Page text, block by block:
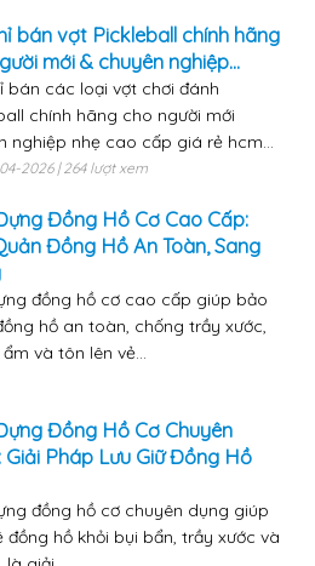
bán vợt Pickleball chính hãng
mới & chuyên nghiệp...
bán các loại vợt chơi đánh
chính hãng cho người mới
nghiệp nhẹ cao cấp giá rẻ hcm...
04-2026 | 264 lượt xem
Đồng Hồ Cơ Cao Cấp:
Đồng Hồ An Toàn, Sang
đồng hồ cơ cao cấp giúp bảo
hồ an toàn, chống trầy xước,
và tôn lên vẻ...
Đồng Hồ Cơ Chuyên
Giải Pháp Lưu Giữ Đồng Hồ
đồng hồ cơ chuyên dụng giúp
đồng hồ khỏi bụi bẩn, trầy xước và